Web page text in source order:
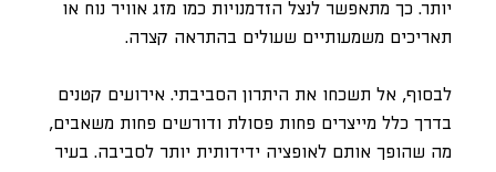
יותר. כך מתאפשר לנצל הזדמנויות כמו מזג אוויר נוח או
תאריכים משמעותיים שעולים בהתראה קצרה.
לבסוף, אל תשכחו את היתרון הסביבתי. אירועים קטנים
בדרך כלל מייצרים פחות פסולת ודורשים פחות משאבים,
מה שהופך אותם לאופציה ידידותית יותר לסביבה. בעיר